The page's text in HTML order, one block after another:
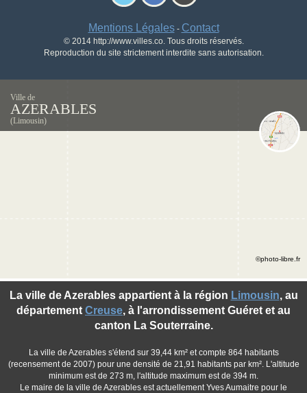
Mentions Légales- Contact
© 2014 http://www.villes.co. Tous droits réservés.
Reproduction du site strictement interdite sans autorisation.
Ville de
AZERABLES
(Limousin)
La ville de Azerables appartient à la région Limousin, au
département Creuse, à l'arrondissement Guéret et au
canton La Souterraine.
La ville de Azerables s'étend sur 39,44 km² et compte 864 habitants
(recensement de 2007) pour une densité de 21,91 habitants par km². L'altitude
minimum est de 273 m, l'altitude maximum est de 394 m.
Le maire de la ville de Azerables est actuellement Yves Aumaitre pour le
©photo-libre.fr